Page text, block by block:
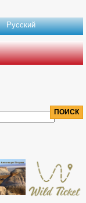
Русский